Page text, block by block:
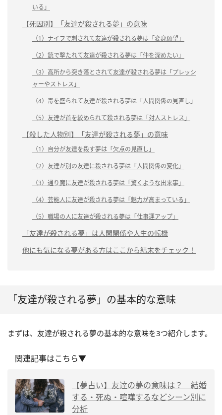
いる」
【死因別】「友達が殺される夢」の意味
（1）ナイフで刺されて友達が殺される夢は「変身願望」
（2）銃で撃たれて友達が殺される夢は「仲を深めたい」
（3）高所から突き落とされて友達が殺される夢は「プレッシ
ャーやストレス」
（4）毒を盛られて友達が殺される夢は「人間関係の見直し」
（5）友達が首を絞められて殺される夢は「対人ストレス」
【殺した人物別】「友達が殺される夢」の意味
（1）自分が友達を殺す夢は「欠点の見直し」
（2）友達が別の友達に殺される夢は「人間関係の変化」
（3）通り魔に友達が殺される夢は「驚くような出来事」
（4）芸能人に友達が殺される夢は「魅力が高まっている」
（5）職場の人に友達が殺される夢は「仕事運アップ」
「友達が殺される夢」は人間関係や人生の転機
他にも気になる夢がある方はここから結末をチェック！
「友達が殺される夢」の基本的な意味
まずは、友達が殺される夢の基本的な意味を3つ紹介します。
関連記事はこちら▼
【夢占い】友達の夢の意味は？ 結婚
する・死ぬ・喧嘩するなどシーン別に
分析